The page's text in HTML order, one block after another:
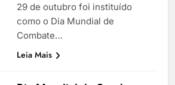
29 de outubro foi instituído
como o Dia Mundial de
Combate…
Leia Mais